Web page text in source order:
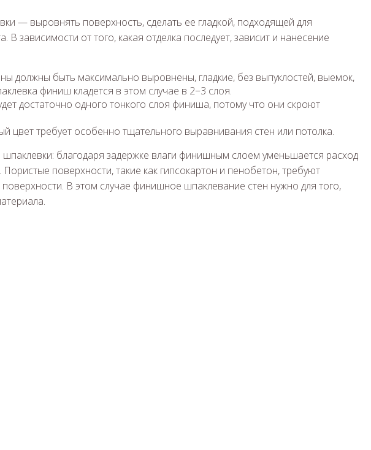
— выровнять поверхность, сделать ее гладкой, подходящей для
В зависимости от того, какая отделка последует, зависит и нанесение
должны быть максимально выровнены, гладкие, без выпуклостей, выемок,
финиш кладется в этом случае в 2−3 слоя.
достаточно одного тонкого слоя финиша, потому что они скроют
цвет требует особенно тщательного выравнивания стен или потолка.
благодаря задержке влаги финишным слоем уменьшается расход
Пористые поверхности, такие как гипсокартон и пенобетон, требуют
В этом случае финишное шпаклевание стен нужно для того,